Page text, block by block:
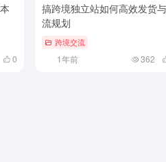
0
搞跨境独立站如何高效发货
流规划
跨境交流
1年前 362